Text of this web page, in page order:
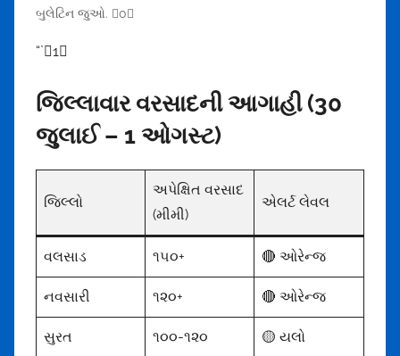
બુલેટિન જુઓ. 0
“`1
જિલ્લાવાર વરસાદની આગાહી (30
જુલાઈ – 1 ઓગસ્ટ)
જિલ્લો
અપેક્ષિત વરસાદ
(મીમી)
એલર્ટ લેવલ
વલસાડ ૧૫૦+ 🔴 ઓરેન્જ
નવસારી ૧૨૦+ 🔴 ઓરેન્જ
સુરત ૧૦૦-૧૨૦ 🟡 યલો